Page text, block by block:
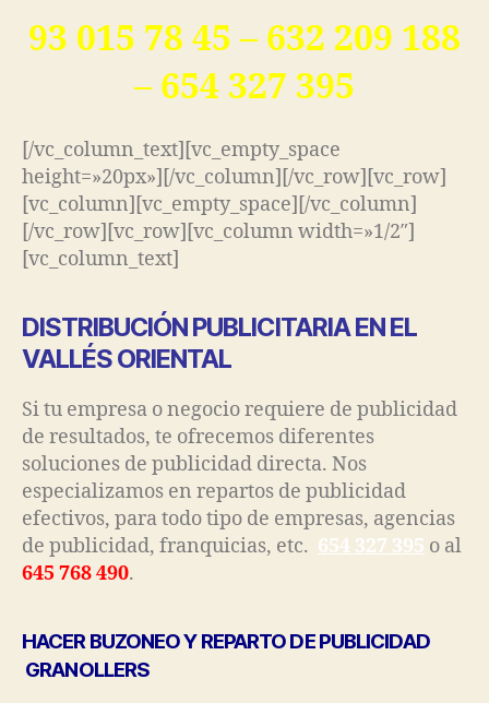
93 015 78 45 – 632 209 188
– 654 327 395
[/vc_column_text][vc_empty_space
height=»20px»][/vc_column][/vc_row][vc_row]
[vc_column][vc_empty_space][/vc_column]
[/vc_row][vc_row][vc_column width=»1/2″]
[vc_column_text]
DISTRIBUCIÓN PUBLICITARIA EN EL
VALLÉS ORIENTAL
Si tu empresa o negocio requiere de publicidad
de resultados, te ofrecemos diferentes
soluciones de publicidad directa. Nos
especializamos en repartos de publicidad
efectivos, para todo tipo de empresas, agencias
de publicidad, franquicias, etc. 654 327 395 o al
645 768 490.
HACER BUZONEO Y REPARTO DE PUBLICIDAD
GRANOLLERS